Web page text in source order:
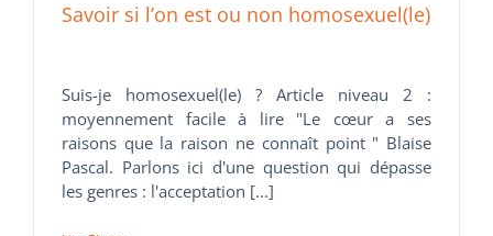
Savoir si l’on est ou non homosexuel(le)
Suis-je homosexuel(le) ? Article niveau 2 :
moyennement facile à lire "Le cœur a ses
raisons que la raison ne connaît point " Blaise
Pascal. Parlons ici d'une question qui dépasse
les genres : l'acceptation [...]